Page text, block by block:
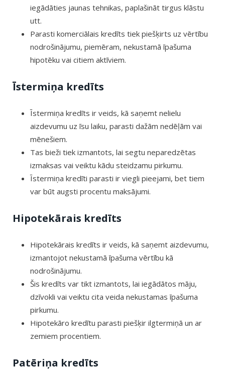
iegādāties jaunas tehnikas, paplašināt tirgus klāstu
utt.
Parasti komerciālais kredīts tiek piešķirts uz vērtību
nodrošinājumu, piemēram, nekustamā īpašuma
hipotēku vai citiem aktīviem.
Īstermiņa kredīts
Īstermiņa kredīts ir veids, kā saņemt nelielu
aizdevumu uz īsu laiku, parasti dažām nedēļām vai
mēnešiem.
Tas bieži tiek izmantots, lai segtu neparedzētas
izmaksas vai veiktu kādu steidzamu pirkumu.
Īstermiņa kredīti parasti ir viegli pieejami, bet tiem
var būt augsti procentu maksājumi.
Hipotekārais kredīts
Hipotekārais kredīts ir veids, kā saņemt aizdevumu,
izmantojot nekustamā īpašuma vērtību kā
nodrošinājumu.
Šis kredīts var tikt izmantots, lai iegādātos māju,
dzīvokli vai veiktu cita veida nekustamas īpašuma
pirkumu.
Hipotekāro kredītu parasti piešķir ilgtermiņā un ar
zemiem procentiem.
Patēriņa kredīts